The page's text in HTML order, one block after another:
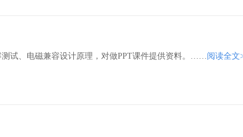
试、电磁兼容设计原理，对做PPT课件提供资料。……阅读全文